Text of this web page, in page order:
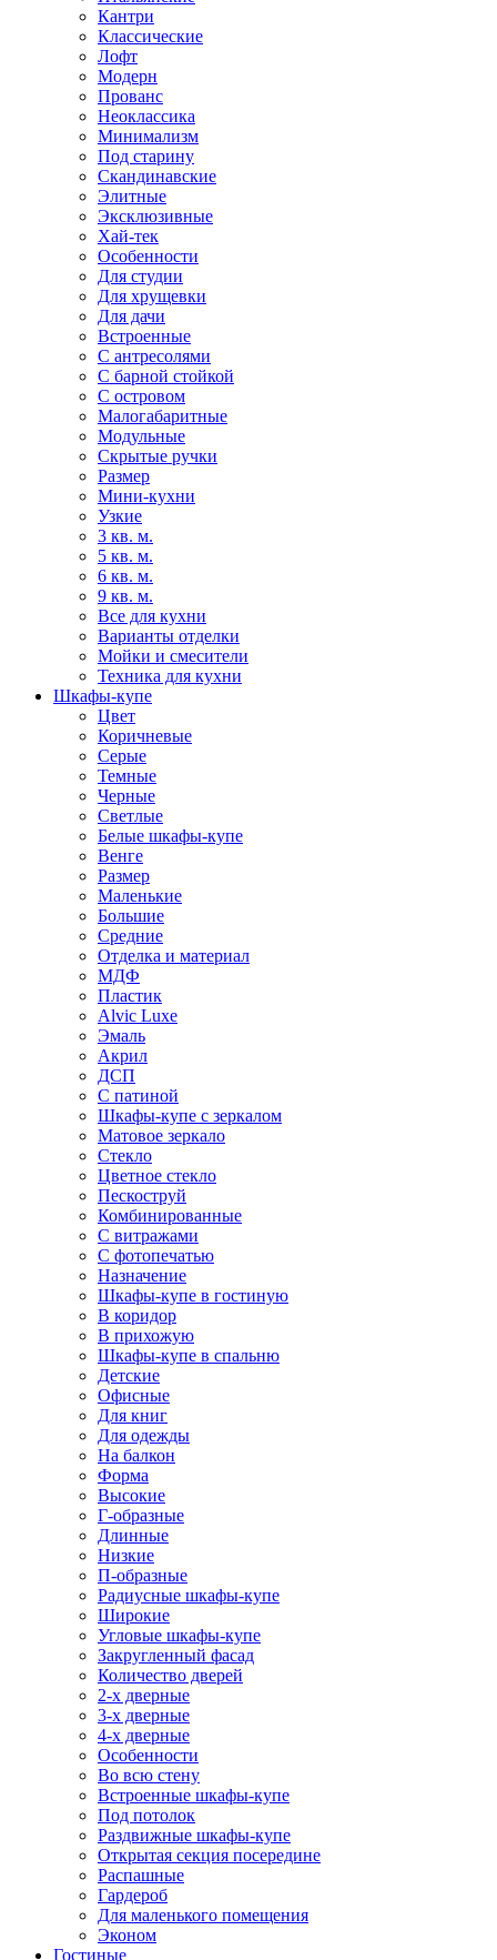
Кантри
Классические
Лофт
Модерн
Прованс
Неоклассика
Минимализм
Под старину
Скандинавские
Элитные
Эксклюзивные
Хай-тек
Особенности
Для студии
Для хрущевки
Для дачи
Встроенные
С антресолями
С барной стойкой
С островом
Малогабаритные
Модульные
Скрытые ручки
Размер
Мини-кухни
Узкие
3 кв. м.
5 кв. м.
6 кв. м.
9 кв. м.
Все для кухни
Варианты отделки
Мойки и смесители
Техника для кухни
Шкафы-купе
Цвет
Коричневые
Серые
Темные
Черные
Светлые
Белые шкафы-купе
Венге
Размер
Маленькие
Большие
Средние
Отделка и материал
МДФ
Пластик
Alvic Luxe
Эмаль
Акрил
ДСП
С патиной
Шкафы-купе с зеркалом
Матовое зеркало
Стекло
Цветное стекло
Пескоструй
Комбинированные
С витражами
С фотопечатью
Назначение
Шкафы-купе в гостиную
В коридор
В прихожую
Шкафы-купе в спальню
Детские
Офисные
Для книг
Для одежды
На балкон
Форма
Высокие
Г-образные
Длинные
Низкие
П-образные
Радиусные шкафы-купе
Широкие
Угловые шкафы-купе
Закругленный фасад
Количество дверей
2-х дверные
3-х дверные
4-х дверные
Особенности
Во всю стену
Встроенные шкафы-купе
Под потолок
Раздвижные шкафы-купе
Открытая секция посередине
Распашные
Гардероб
Для маленького помещения
Эконом
Гостиные